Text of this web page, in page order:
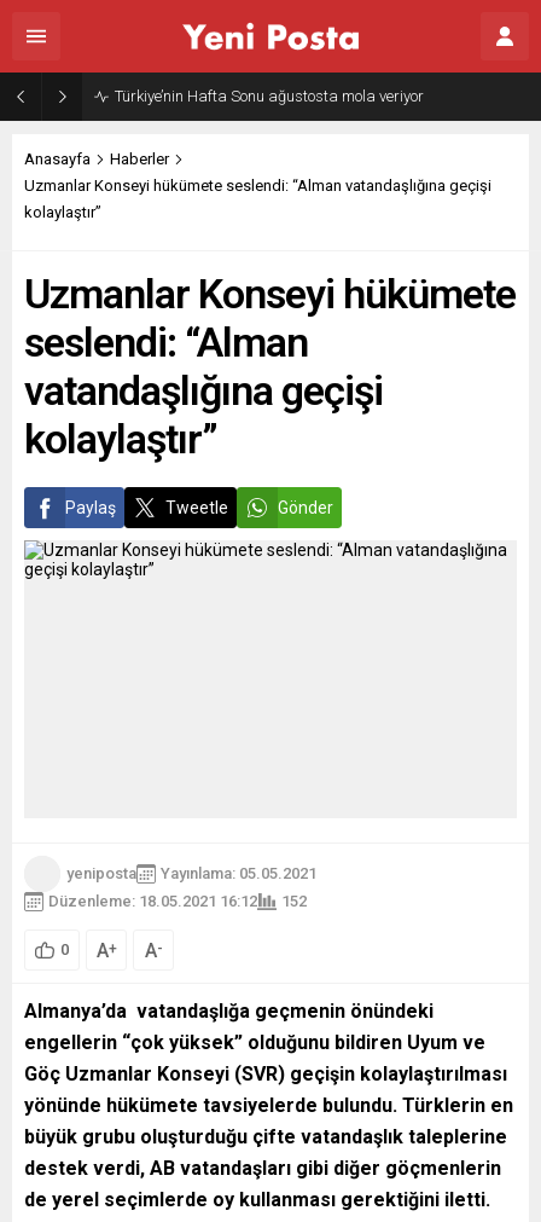
Gazze’nin geleceği: Teknokratik kontrol mü, kolonializm mi?
Anasayfa
Haberler
Uzmanlar Konseyi hükümete seslendi: “Alman vatandaşlığına geçişi
kolaylaştır”
Uzmanlar Konseyi hükümete
seslendi: “Alman
vatandaşlığına geçişi
kolaylaştır”
Paylaş Tweetle Gönder
yeniposta
Yayınlama: 05.05.2021
Düzenleme: 18.05.2021 16:12
152
0 A+ A-
Almanya’da vatandaşlığa geçmenin önündeki
engellerin “çok yüksek” olduğunu bildiren Uyum ve
Göç Uzmanlar Konseyi (SVR) geçişin kolaylaştırılması
yönünde hükümete tavsiyelerde bulundu. Türklerin en
büyük grubu oluşturduğu çifte vatandaşlık taleplerine
destek verdi, AB vatandaşları gibi diğer göçmenlerin
de yerel seçimlerde oy kullanması gerektiğini iletti.